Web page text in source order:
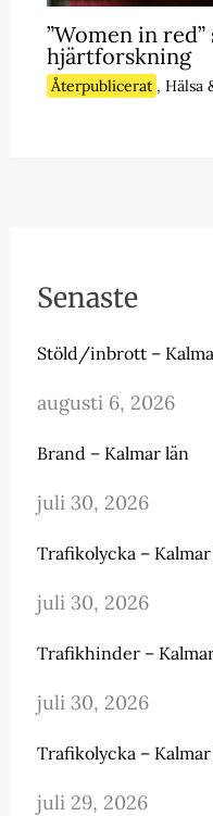
”Women in
hjärtforskning
Återpublicerat , Hälsa
Senaste
Stöld/inbrott –
augusti 6, 2026
Brand – Kalmar län
juli 30, 2026
Trafikolycka –
juli 30, 2026
Trafikhinder –
juli 30, 2026
Trafikolycka –
juli 29, 2026